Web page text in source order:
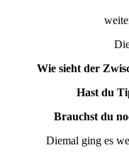
Wie sieht der
Hast du
Brauchst du
Diemal ging es